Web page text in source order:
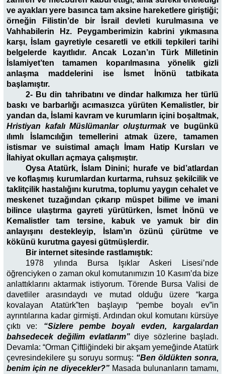
ve ayakları yere basınca tam aksine hareketlere giriştiği;
örneğin Filistin’de bir İsrail devleti kurulmasına ve
Vahhabilerin Hz. Peygamberimizin kabrini yıkmasına
karşı, İslam gayretiyle cesaretli ve etkili tepkileri tarihi
belgelerde kayıtlıdır. Ancak Lozan’ın Türk Milletinin
İslamiyet’ten tamamen koparılmasına yönelik gizli
anlaşma maddelerini ise İsmet İnönü tatbikata
başlamıştır.
2- Bu din tahribatını ve dindar halkımıza her türlü
baskı ve barbarlığı acımasızca yürüten Kemalistler, bir
yandan da, İslami kavram ve kurumların içini boşaltmak,
Hristiyan kafalı Müslümanlar oluşturmakve bugünkü
ılımlı İslamcılığın temellerini atmak üzere, tamamen
istismar ve suistimal amaçlı İmam Hatip Kursları ve
İlahiyat okulları açmaya çalışmıştır.
Oysa Atatürk, İslam Dinini; hurafe ve bid’atlardan
ve koflaşmış kurumlardan kurtarma, ruhsuz şekilcilik ve
taklitçilik hastalığını kurutma, toplumu yaygın cehalet ve
meskenet tuzağından çıkarıp müspet bilime ve imani
bilince ulaştırma gayreti yürütürken, İsmet İnönü ve
Kemalistler tam tersine, kabuk ve yamuk bir din
anlayışını destekleyip, İslam’ın özünü çürütme ve
kökünü kurutma gayesi gütmüşlerdir.
Bir internet sitesinde rastlamıştık:
1978 yılında Bursa Işıklar Askeri Lisesi’nde
öğrenciyken o zaman okul komutanımızın 10 Kasım’da bize
anlattıklarını aktarmak istiyorum. Törende Bursa Valisi de
davetliler arasındaydı ve mutad olduğu üzere “karga
kovalayan Atatürk”ten başlayıp “pembe boyalı ev”in
ayrıntılarına kadar girmişti. Ardından okul komutanı kürsüye
çıktı ve: “Sizlere pembe boyalı evden, kargalardan
bahsedecek değilim evlatlarım”diye sözlerine başladı.
Devamla: “Orman Çiftliğindeki bir akşam yemeğinde Atatürk
çevresindekilere şu soruyu sormuş: “Ben öldükten sonra,
benim için ne diyecekler?” Masada bulunanların tamamı,